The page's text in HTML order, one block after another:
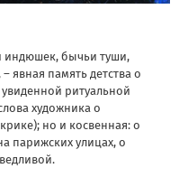
индюшек, бычьи туши,
явная память детства о
ритуальной
художника о
но и косвенная: о
парижских улицах, о